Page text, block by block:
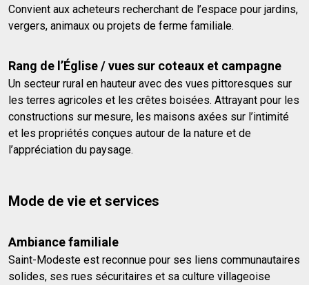
Convient aux acheteurs recherchant de l’espace pour jardins,
vergers, animaux ou projets de ferme familiale.
Rang de l’Église / vues sur coteaux et campagne
Un secteur rural en hauteur avec des vues pittoresques sur
les terres agricoles et les crêtes boisées. Attrayant pour les
constructions sur mesure, les maisons axées sur l’intimité
et les propriétés conçues autour de la nature et de
l’appréciation du paysage.
Mode de vie et services
Ambiance familiale
Saint-Modeste est reconnue pour ses liens communautaires
solides, ses rues sécuritaires et sa culture villageoise